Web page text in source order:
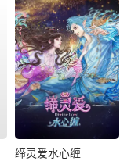
缔灵爱水心缠